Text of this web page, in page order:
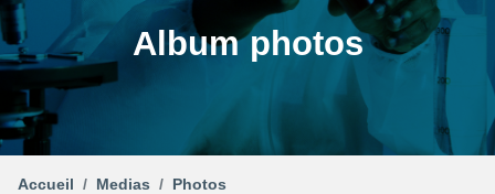
Album photos
Accueil Medias Photos